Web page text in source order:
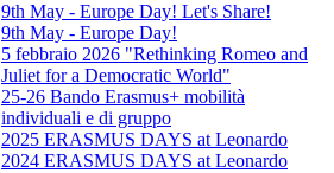
9th May - Europe Day! Let's Share!
9th May - Europe Day!
5 febbraio 2026 "Rethinking Romeo and
Juliet for a Democratic World"
25-26 Bando Erasmus+ mobilità
individuali e di gruppo
2025 ERASMUS DAYS at Leonardo
2024 ERASMUS DAYS at Leonardo